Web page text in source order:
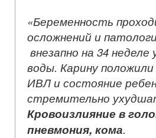
«Беременность
осложнений и
внезапно на 34
воды. Карину
ИВЛ и состояние
стремительно
Кровоизлияние в
пневмония, кома.